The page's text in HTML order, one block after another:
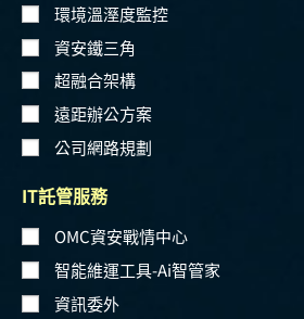
環境溫溼度監控
資安鐵三角
超融合架構
遠距辦公方案
公司網路規劃
IT託管服務
OMC資安戰情中心
智能維運工具-Ai智管家
資訊委外